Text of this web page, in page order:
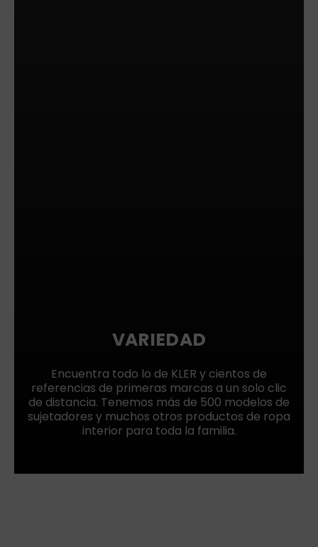
VARIEDAD
Encuentra todo lo de KLER y cientos de
referencias de primeras marcas a un solo clic
de distancia. Tenemos más de 500 modelos de
sujetadores y muchos otros productos de ropa
interior para toda la familia.